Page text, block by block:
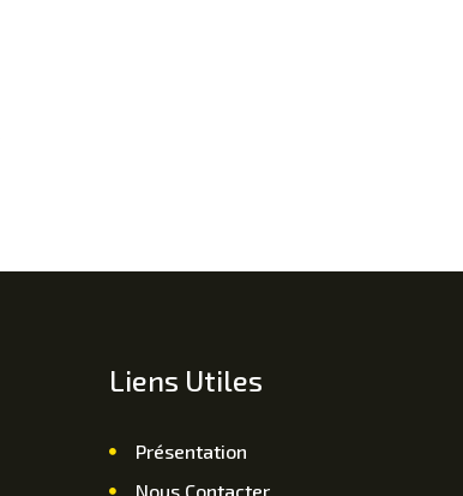
Liens Utiles
Présentation
Nous Contacter